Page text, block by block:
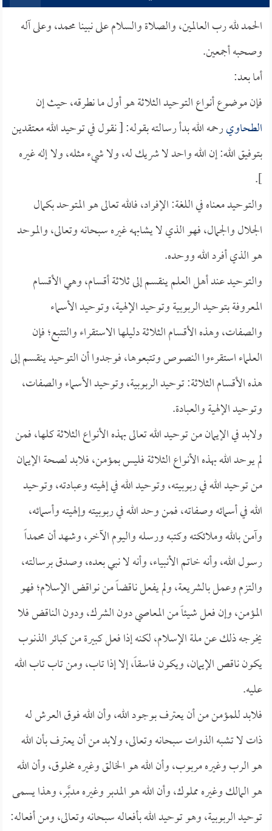
الحمد لله رب العالمين، والصلاة والسلام على نبينا محمد، وعلى آله
وصحبه أجمعين.
أما بعد:
فإن موضوع أنواع التوحيد الثلاثة هو أول ما نطرقه، حيث إن
الطحاويرحمه الله بدأ رسالته بقوله: [ نقول في توحيد الله معتقدين
بتوفيق الله: إن الله واحد لا شريك له، ولا شيء مثله، ولا إله غيره
].
والتوحيد معناه في اللغة: الإفراد، فالله تعالى هو المتوحد بكمال
الجلال والجمال، فهو الذي لا يشابهه غيره سبحانه وتعالى، والموحد
هو الذي أفرد الله ووحده.
والتوحيد عند أهل العلم ينقسم إلى ثلاثة أقسام، وهي الأقسام
المعروفة بتوحيد الربوبية وتوحيد الإلهية، وتوحيد الأسماء
والصفات، وهذه الأقسام الثلاثة دليلها الاستقراء والتتبع؛ فإن
العلماء استقرءوا النصوص وتتبعوها، فوجدوا أن التوحيد ينقسم إلى
هذه الأقسام الثلاثة: توحيد الربوبية، وتوحيد الأسماء والصفات،
وتوحيد الإلهية والعبادة.
ولابد في الإيمان من توحيد الله تعالى بهذه الأنواع الثلاثة كلها، فمن
لم يوحد الله بهذه الأنواع الثلاثة فليس بمؤمن، فلابد لصحة الإيمان
من توحيد الله في ربوبيته، وتوحيد الله في إلهيته وعبادته، وتوحيد
الله في أسمائه وصفاته، فمن وحد الله في ربوبيته وإلهيته وأسمائه،
وآمن بالله وملائكته وكتبه ورسله واليوم الآخر، وشهد أن محمداً
رسول الله، وأنه خاتم الأنبياء، وأنه لا نبي بعده، وصدق برسالته،
والتزم وعمل بالشريعة، ولم يفعل ناقضاً من نواقض الإسلام؛ فهو
المؤمن، وإن فعل شيئاً من المعاصي دون الشرك، ودون الناقض فلا
يخرجه ذلك عن ملة الإسلام، لكنه إذا فعل كبيرة من كبائر الذنوب
يكون ناقص الإيمان، ويكون فاسقاً، إلا إذا تاب، ومن تاب تاب الله
عليه.
فلابد للمؤمن من أن يعترف بوجود الله، وأن الله فوق العرش له
ذات لا تشبه الذوات سبحانه وتعالى، ولابد من أن يعترف بأن الله
هو الرب وغيره مربوب، وأن الله هو الخالق وغيره مخلوق، وأن الله
هو المالك وغيره مملوك، وأن الله هو المدبر وغيره مدبَّر، وهذا يسمى
توحيد الربوبية، وهو توحيد الله بأفعاله سبحانه وتعالى، ومن أفعاله: